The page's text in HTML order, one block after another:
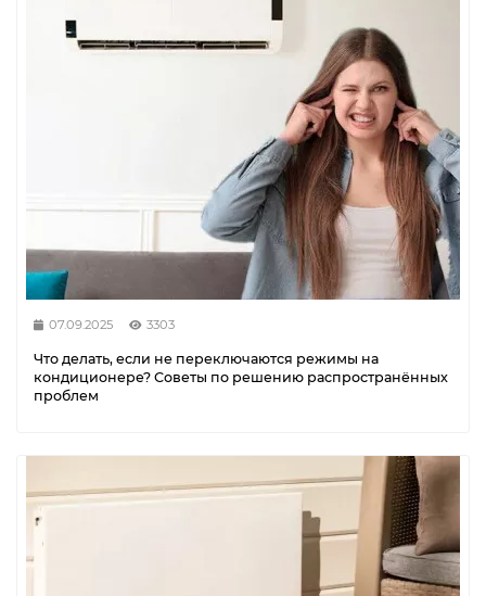
07.09.2025 3303
Что делать, если не переключаются режимы на
кондиционере? Советы по решению распространённых
проблем